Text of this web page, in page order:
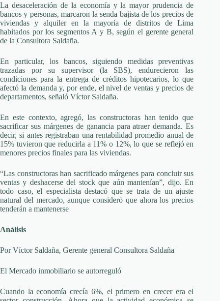
La desaceleración de la economía y la mayor prudencia de
bancos y personas, marcaron la senda bajista de los precios de
viviendas y alquiler en la mayoría de distritos de Lima
habitados por los segmentos A y B, según el gerente general
de la Consultora Saldaña.
En particular, los bancos, siguiendo medidas preventivas
trazadas por su supervisor (la SBS), endurecieron las
condiciones para la entrega de créditos hipotecarios, lo que
afectó la demanda y, por ende, el nivel de ventas y precios de
departamentos, señaló Víctor Saldaña.
En este contexto, agregó, las constructoras han tenido que
sacrificar sus márgenes de ganancia para atraer demanda. Es
decir, si antes registraban una rentabilidad promedio anual de
15% tuvieron que reducirla a 11% o 12%, lo que se reflejó en
menores precios finales para las viviendas.
“Las constructoras han sacrificado márgenes para concluir sus
ventas y deshacerse del stock que aún mantenían”, dijo. En
todo caso, el especialista destacó que se trata de un ajuste
natural del mercado, aunque consideró que ahora los precios
tenderán a mantenerse
Análisis
Por Víctor Saldaña, Gerente general Consultora Saldaña
El Mercado inmobiliario se autorreguló
Cuando la economía crecía 6%, el primero en crecer era el